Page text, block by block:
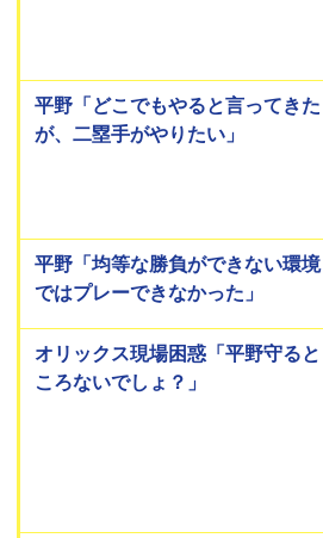
平野「どこでもやると言ってきた
が、二塁手がやりたい」
平野「均等な勝負ができない環境
ではプレーできなかった」
オリックス現場困惑「平野守ると
ころないでしょ？」